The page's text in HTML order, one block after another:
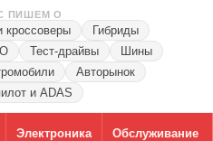
ПИШЕМ О
кроссоверы
Гибриды
Тест-драйвы
Шины
Авторынок
и ADAS
Электроника Обслуживание